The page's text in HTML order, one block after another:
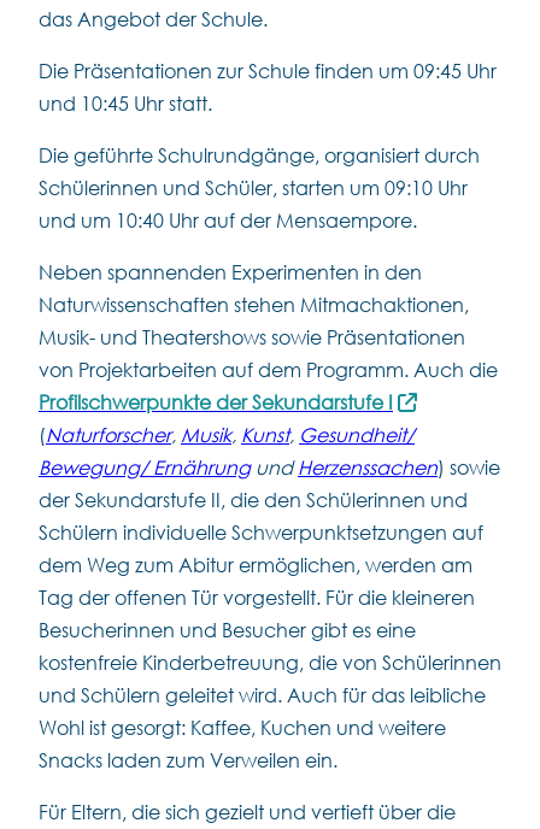
das Angebot der Schule.
Die Präsentationen zur Schule finden um 09:45 Uhr
und 10:45 Uhr statt.
Die geführte Schulrundgänge, organisiert durch
Schülerinnen und Schüler, starten um 09:10 Uhr
und um 10:40 Uhr auf der Mensaempore.
Neben spannenden Experimenten in den
Naturwissenschaften stehen Mitmachaktionen,
Musik- und Theatershows sowie Präsentationen
von Projektarbeiten auf dem Programm. Auch die
Profilschwerpunkte der Sekundarstufe I
(Naturforscher, Musik, Kunst, Gesundheit/
Bewegung/ ErnährungundHerzenssachen) sowie
der Sekundarstufe II, die den Schülerinnen und
Schülern individuelle Schwerpunktsetzungen auf
dem Weg zum Abitur ermöglichen, werden am
Tag der offenen Tür vorgestellt. Für die kleineren
Besucherinnen und Besucher gibt es eine
kostenfreie Kinderbetreuung, die von Schülerinnen
und Schülern geleitet wird. Auch für das leibliche
Wohl ist gesorgt: Kaffee, Kuchen und weitere
Snacks laden zum Verweilen ein.
Für Eltern, die sich gezielt und vertieft über die